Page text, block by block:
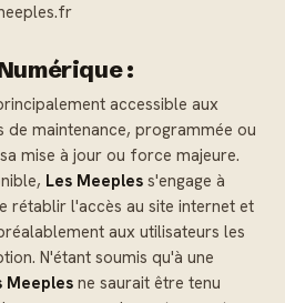
:
accessible aux
de maintenance, programmée ou
mise à jour ou force majeure.
Les Meeples s'engage à
rétablir l'accès au site internet et
aux utilisateurs les
N'étant soumis qu'à une
Meeplesne saurait être tenu